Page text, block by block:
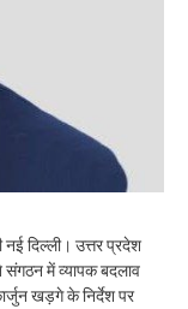
नई दिल्ली। उत्तर प्रदेश
संगठन में व्यापक बदलाव
खड़गे के निर्देश पर